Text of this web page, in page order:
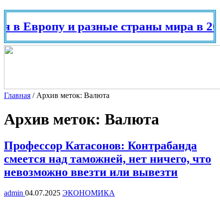
Европу и разные страны мира в
Главная / Архив меток: Валюта
Архив меток: Валюта
Профессор Катасонов: Контрабанда
смеется над таможней, нет ничего, что
невозможно ввезти или вывезти
admin 04.07.2025 ЭКОНОМИКА